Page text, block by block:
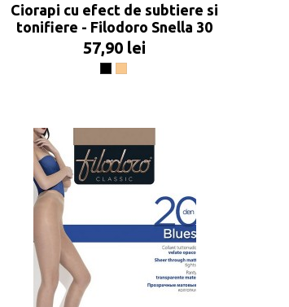
Ciorapi cu efect de subtiere si
tonifiere - Filodoro Snella 30
57,90 lei
NegruPlaya F